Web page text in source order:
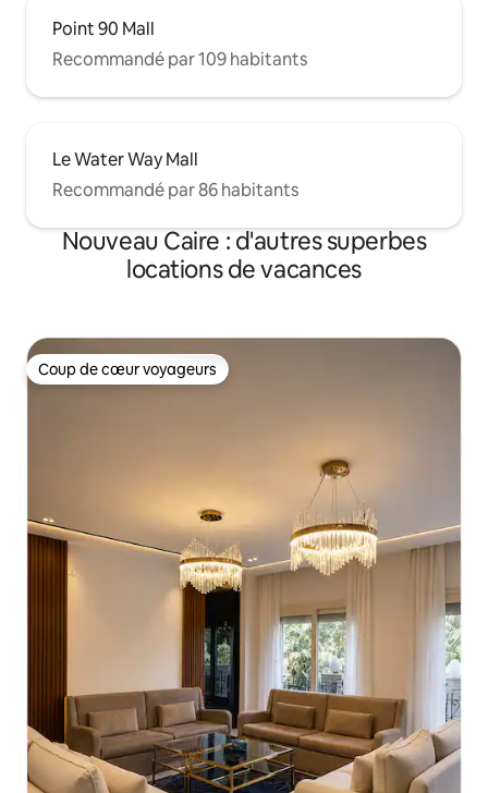
Point 90 Mall
Recommandé par 109 habitants
Le Water Way Mall
Recommandé par 86 habitants
Nouveau Caire : d'autres superbes
locations de vacances
Coup de cœur voyageurs
Coup de cœur voyageurs